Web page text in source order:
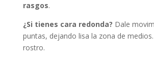
rasgos.
¿Si tienes cara redonda? Dale
puntas, dejando lisa la zona de
rostro.